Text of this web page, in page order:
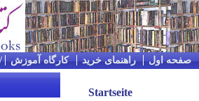
صفحه اول راهنمای خرید کارگاه آموزش
Startseite